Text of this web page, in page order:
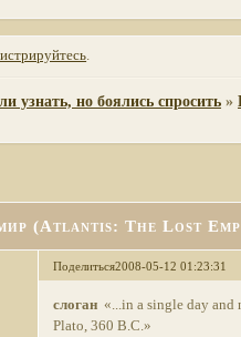
.
узнать, но боялись спросить »
(Atlantis: The Lost
Поделиться2008-05-12 01:23:31
слоган «...in a single day and
Plato, 360 B.C.»